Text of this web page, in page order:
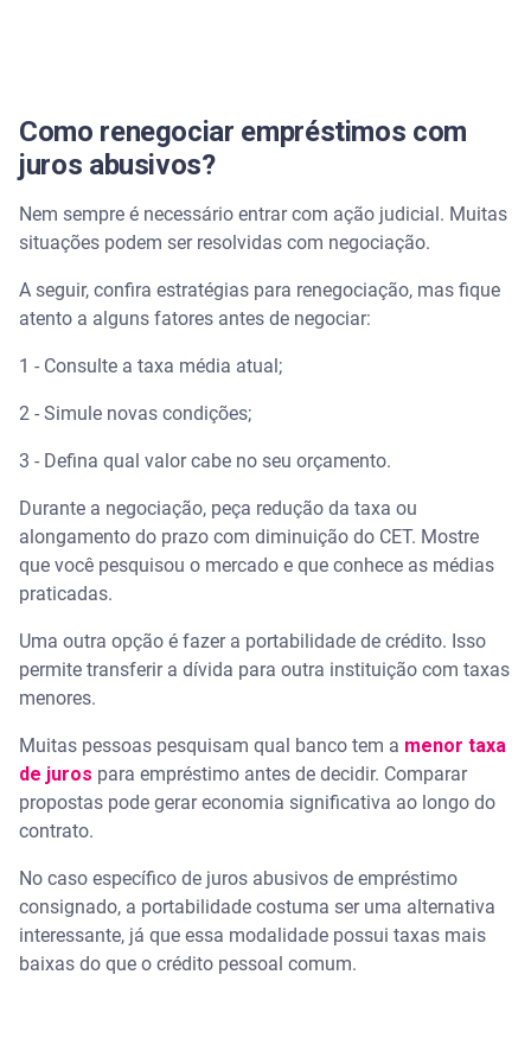
Como renegociar empréstimos com
juros abusivos?
Nem sempre é necessário entrar com ação judicial. Muitas
situações podem ser resolvidas com negociação.
A seguir, confira estratégias para renegociação, mas fique
atento a alguns fatores antes de negociar:
1 - Consulte a taxa média atual;
2 - Simule novas condições;
3 - Defina qual valor cabe no seu orçamento.
Durante a negociação, peça redução da taxa ou
alongamento do prazo com diminuição do CET. Mostre
que você pesquisou o mercado e que conhece as médias
praticadas.
Uma outra opção é fazer a portabilidade de crédito. Isso
permite transferir a dívida para outra instituição com taxas
menores.
Muitas pessoas pesquisam qual banco tem a menor taxa
de juros para empréstimo antes de decidir. Comparar
propostas pode gerar economia significativa ao longo do
contrato.
No caso específico de juros abusivos de empréstimo
consignado, a portabilidade costuma ser uma alternativa
interessante, já que essa modalidade possui taxas mais
baixas do que o crédito pessoal comum.